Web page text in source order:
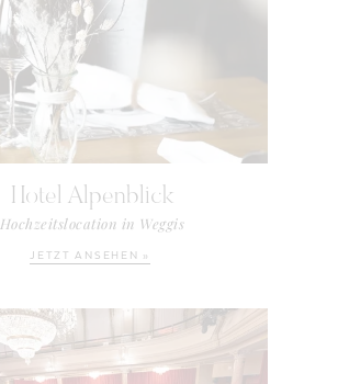
Hotel Alpenblick
Hochzeitslocation in Weggis
JETZT ANSEHEN »